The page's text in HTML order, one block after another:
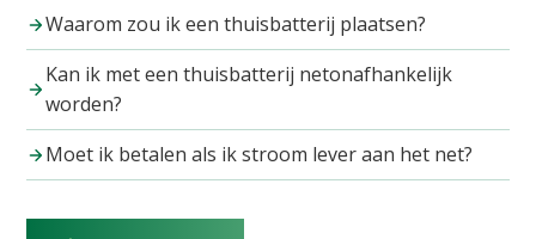
Waarom zou ik een thuisbatterij plaatsen?
Kan ik met een thuisbatterij netonafhankelijk
worden?
Moet ik betalen als ik stroom lever aan het net?